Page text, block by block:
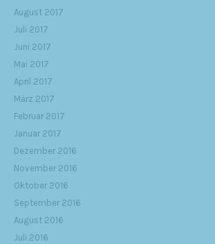
August 2017
Juli 2017
Juni 2017
Mai 2017
April 2017
März 2017
Februar 2017
Januar 2017
Dezember 2016
November 2016
Oktober 2016
September 2016
August 2016
Juli 2016